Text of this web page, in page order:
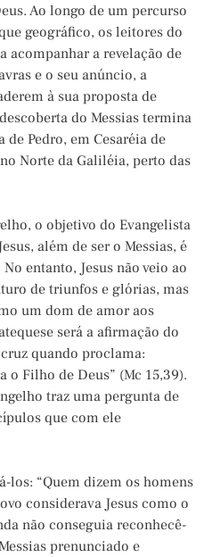
Ao longo de um percurso
geográfico, os leitores do
acompanhar a revelação de
e o seu anúncio, a
à sua proposta de
do Messias termina
Pedro, em Cesaréia de
Norte da Galiléia, perto das
o objetivo do Evangelista
além de ser o Messias, é
entanto, Jesus não veio ao
de triunfos e glórias, mas
um dom de amor aos
será a afirmação do
quando proclama:
o Filho de Deus” (Mc 15,39).
traz uma pergunta de
que com ele
los: “Quem dizem os homens
considerava Jesus como o
não conseguia reconhecê-
prenunciado e